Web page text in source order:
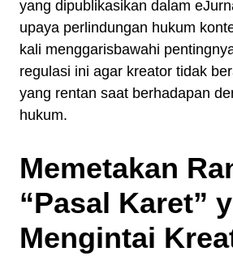
yang dipublikasikan dalam
upaya perlindungan hukum
kali menggarisbawahi
regulasi ini agar kreator tidak
yang rentan saat berhadapan
hukum.
Memetakan
“Pasal Karet”
Mengintai